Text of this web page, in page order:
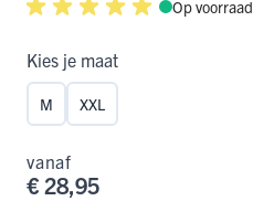
Op voorraad
Kies je maat
M XXL
vanaf
€ 28,95